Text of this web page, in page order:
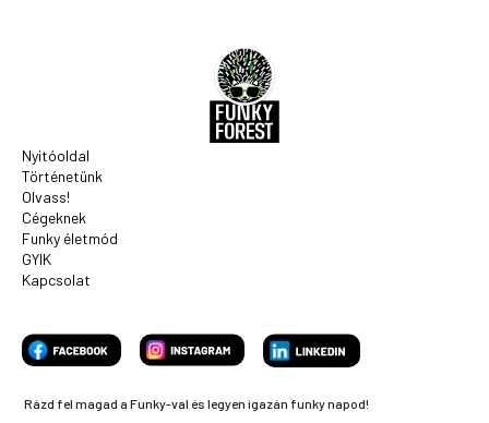
Nyitóoldal
Történetünk
Olvass!
Cégeknek
Funky életmód
GYIK
Kapcsolat
Rázd fel magad a Funky-val és legyen igazán funky napod!